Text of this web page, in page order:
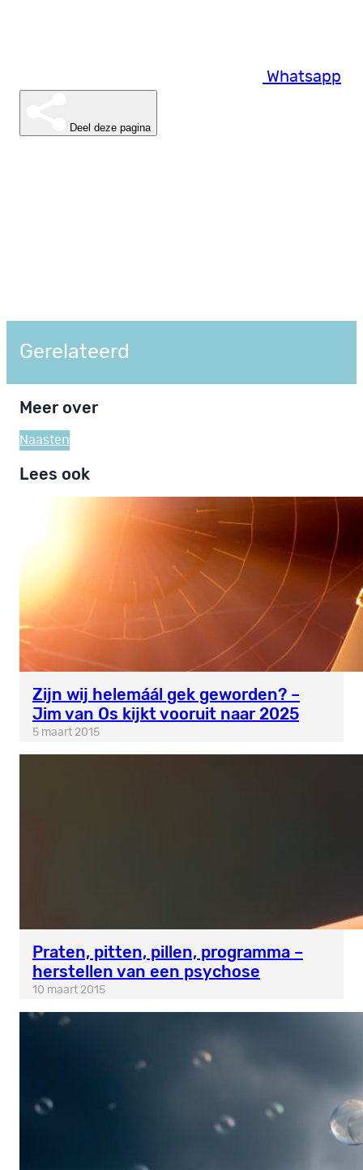
Whatsapp
Deel deze pagina
Gerelateerd
Meer over
Naasten
Lees ook
Zijn wij helemáál gek geworden? –
Jim van Os kijkt vooruit naar 2025
5 maart 2015
Praten, pitten, pillen, programma –
herstellen van een psychose
10 maart 2015